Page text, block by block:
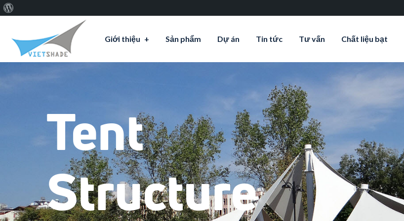
Giới thiệu Sản phẩm Dự án Tin tức Tư vấn Chất liệu bạt
Tent
Structure
về
WordPress